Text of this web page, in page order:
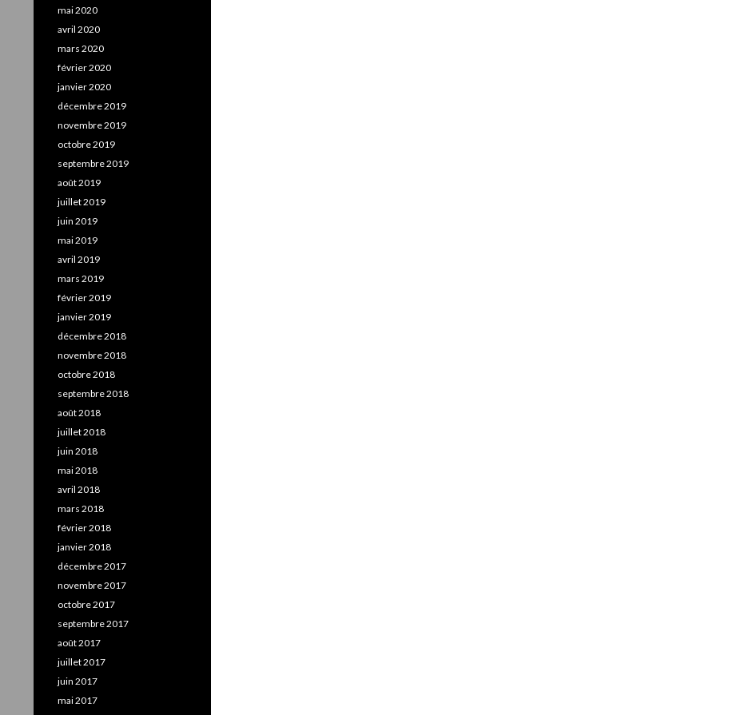
mai 2020
avril 2020
mars 2020
février 2020
janvier 2020
décembre 2019
novembre 2019
octobre 2019
septembre 2019
août 2019
juillet 2019
juin 2019
mai 2019
avril 2019
mars 2019
février 2019
janvier 2019
décembre 2018
novembre 2018
octobre 2018
septembre 2018
août 2018
juillet 2018
juin 2018
mai 2018
avril 2018
mars 2018
février 2018
janvier 2018
décembre 2017
novembre 2017
octobre 2017
septembre 2017
août 2017
juillet 2017
juin 2017
mai 2017